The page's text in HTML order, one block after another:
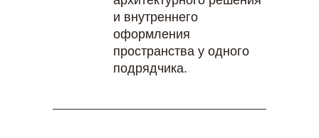
и внутреннего
оформления
пространства у одного
подрядчика.